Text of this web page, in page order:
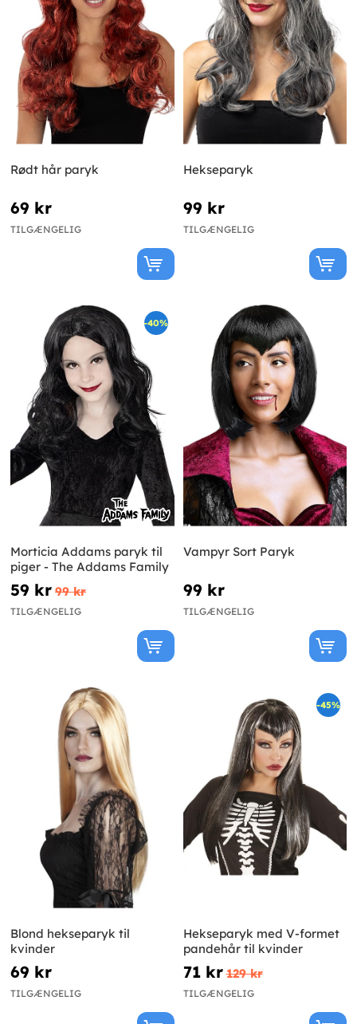
Rødt hår paryk
69 kr
TILGÆNGELIG
Hekseparyk
99 kr
TILGÆNGELIG
-40%
Morticia Addams paryk til
piger - The Addams Family
59 kr 99 kr
TILGÆNGELIG
Vampyr Sort Paryk
99 kr
TILGÆNGELIG
Blond hekseparyk til
kvinder
69 kr
TILGÆNGELIG
-45%
Hekseparyk med V-formet
pandehår til kvinder
71 kr 129 kr
TILGÆNGELIG